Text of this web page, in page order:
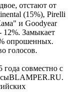
отстают от
(15%), Pirelli
и Goodyear
12%. Замыкает
опрошенных.
голосов.
совместно с